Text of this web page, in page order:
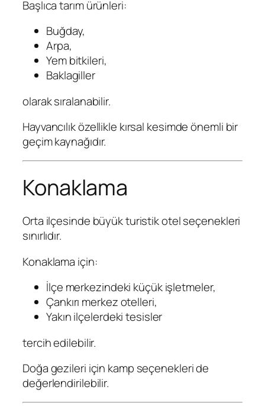
Başlıca tarım ürünleri:
Buğday,
Arpa,
Yem bitkileri,
Baklagiller
olarak sıralanabilir.
Hayvancılık özellikle kırsal kesimde önemli bir
geçim kaynağıdır.
Konaklama
Orta ilçesinde büyük turistik otel seçenekleri
sınırlıdır.
Konaklama için:
İlçe merkezindeki küçük işletmeler,
Çankırı merkez otelleri,
Yakın ilçelerdeki tesisler
tercih edilebilir.
Doğa gezileri için kamp seçenekleri de
değerlendirilebilir.